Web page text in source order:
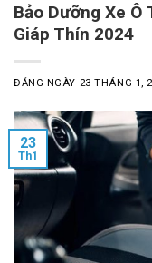
Bảo Dưỡng Xe Ô
Giáp Thín 2024
ĐĂNG NGÀY 23 THÁNG 1,
23
Th1